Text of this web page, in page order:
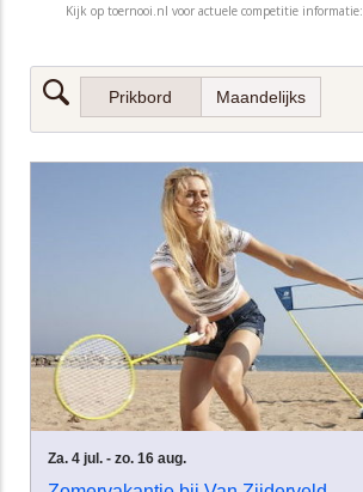
Kijk op toernooi.nl voor actuele competitie informatie: